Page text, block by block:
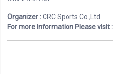
Organizer :CRC Sports Co.,Ltd.
For more information Please visit :